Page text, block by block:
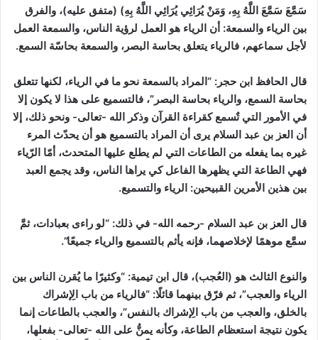
سَمَّعَ سَمَّعَ اللَّهُ بِهِ، وَمَنْ يُرَائِي يُرَائِي اللَّهُ بِهِ) (متفق عليه)، والفرق
بين الرياء والسمعة: أن الرياء هو العمل لرؤية الناس، والسمعة العمل
لأجل سماعهم، فالرياء يتعلق بحاسة البصر، والسمعة بحاسّة السمع.
قال الحافظ ابن حجر: “المراد بالسمعة نحو ما في الرياء، لكنها تتعلق
بحاسة السمع، والرياء بحاسة البصر”، فالتسميع على هذا لا يكون إلا
في الأمور التي تٌسمع كقراءة القرآن وذكر الله -تعالى- ونحو ذلك، إلا
أن العز بن عبد السلام يرى أن المراد بالتسميع هو أن يحدّث المرء
غيره بما يفعله من الطاعات التي لم يطلع عليها المتحدث، أمّا الرّياء
فهي الطاعة التي يظهرها الفاعل كي يراها الناس، وقد يجمع العبد
بين هذين الأمرين القبيحين: الرياء والتسميع.
قال العز بن عبد السلام -رحمه الله- في ذلك: “لو راءى بعبادات، ثمَّ
سمَّع موهمًا لإخلاصهما، فإنه يأثم بالتسميع والرياء جميعًا”.
والنوع الثالث هو (العُجب)، قال ابن تيمية: “وكثيرًا ما يُقرن الناس بين
الرياء والعجب”، ثم فرّق بينهما قائلًا: “فالرياء من باب الِإشراك
بالخلق، والعجب من باب الِإشراك بالنفس”، والعجب بالطاعات إنما
يكون نتيجة استعظام الطاعة، وكأنه يمنُّ على الله -تعالى- بفعلها،